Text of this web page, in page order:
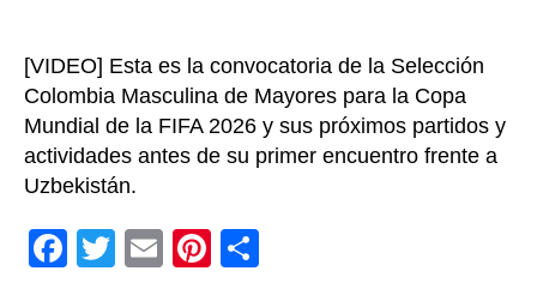
[VIDEO] Esta es la convocatoria de la Selección
Colombia Masculina de Mayores para la Copa
Mundial de la FIFA 2026 y sus próximos partidos y
actividades antes de su primer encuentro frente a
Uzbekistán.
F
T
E
Pi